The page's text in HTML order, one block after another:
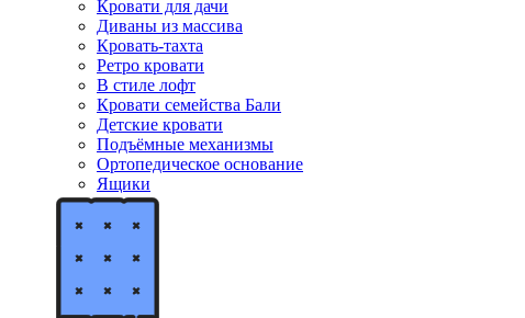
Кровати для дачи
Диваны из массива
Кровать-тахта
Ретро кровати
В стиле лофт
Кровати семейства Бали
Детские кровати
Подъёмные механизмы
Ортопедическое основание
Ящики